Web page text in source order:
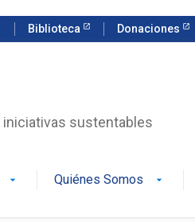
Biblioteca Donaciones
iniciativas sustentables
arrow_drop_down Quiénes Somos arrow_drop_down